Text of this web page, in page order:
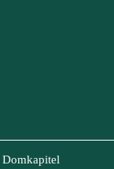
Domkapitel